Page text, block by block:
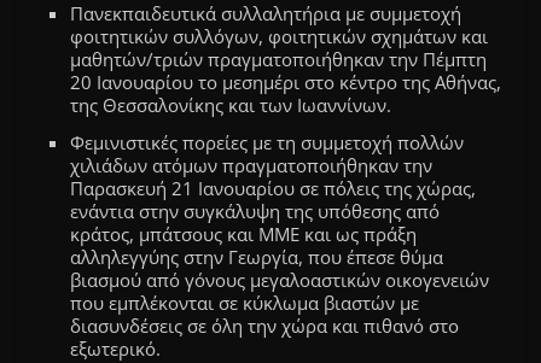
Πανεκπαιδευτικά συλλαλητήρια με συμμετοχή
φοιτητικών συλλόγων, φοιτητικών σχημάτων και
μαθητών/τριών πραγματοποιήθηκαν την Πέμπτη
20 Ιανουαρίου το μεσημέρι στο κέντρο της Αθήνας,
της Θεσσαλονίκης και των Ιωαννίνων.
Φεμινιστικές πορείες με τη συμμετοχή πολλών
χιλιάδων ατόμων πραγματοποιήθηκαν την
Παρασκευή 21 Ιανουαρίου σε πόλεις της χώρας,
ενάντια στην συγκάλυψη της υπόθεσης από
κράτος, μπάτσους και ΜΜΕ και ως πράξη
αλληλεγγύης στην Γεωργία, που έπεσε θύμα
βιασμού από γόνους μεγαλοαστικών οικογενειών
που εμπλέκονται σε κύκλωμα βιαστών με
διασυνδέσεις σε όλη την χώρα και πιθανό στο
εξωτερικό.